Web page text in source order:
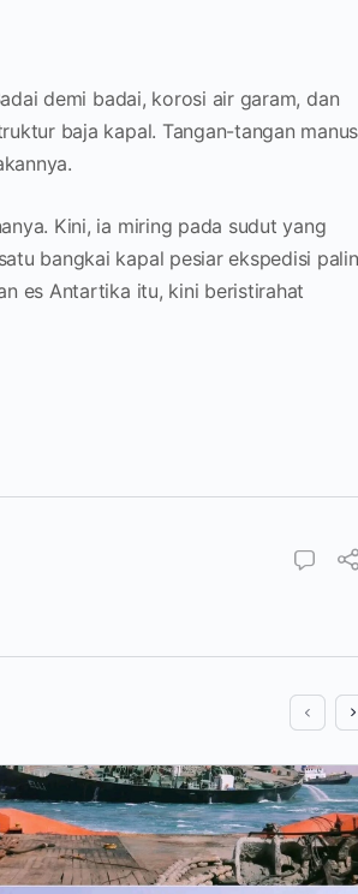
demi badai, korosi air garam, dan
baja kapal. Tangan-tangan
Kini, ia miring pada sudut yang
bangkai kapal pesiar ekspedisi
es Antartika itu, kini beristirahat